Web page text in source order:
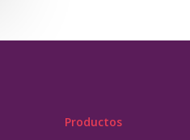
Productos